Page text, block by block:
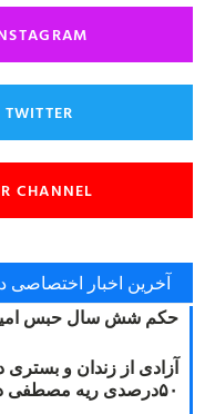
CHANNEL
آخرین اخبار اختصاصی
حکم شش سال حبس
آزادی از زندان و بستری
۵۰درصدی ریه مصطفی دانشجو